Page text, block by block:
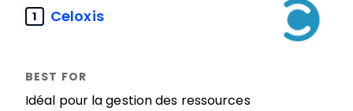
1 Celoxis
Idéal pour la gestion des ressources